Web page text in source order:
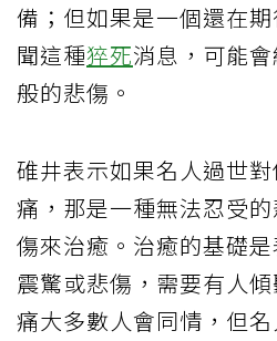
備；但如果是一個還在期
聞這種猝死消息，可能
般的悲傷。
碓井表示如果名人過世
痛，那是一種無法忍受
傷來治癒。治癒的基礎
震驚或悲傷，需要有人
痛大多數人會同情，但名